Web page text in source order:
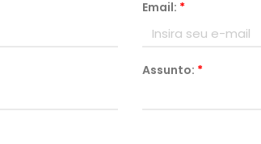
Email: *
Assunto: *